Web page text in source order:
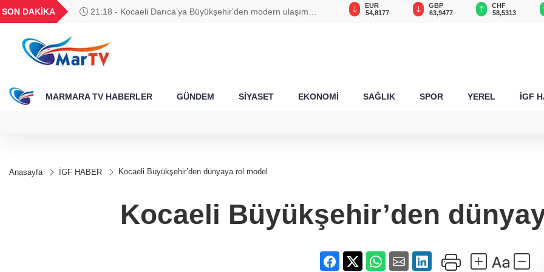
SON DAKİKA
21:18 - Kocaeli Darıca’ya Büyükşehir'den modern ulaşım
BGN
28,0626
0,0018
6.496,98
13.798,82
47,5752
EUR
54,8177
GBP
63,9477
CHF
58,5313
MARMARA TV HABERLER GÜNDEM SİYASET EKONOMİ SAĞLIK SPOR YEREL İGF
Anasayfa İGF HABER Kocaeli Büyükşehir’den dünyaya rol model
Kocaeli Büyükşehir’den